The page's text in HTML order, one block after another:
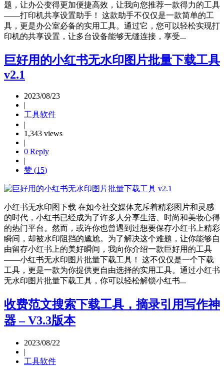
题，让办公变得更加便捷高效，让我向您推荐一款得力的工具
——打印机共享设置助手！ 这款助手不仅仅是一款简单的工
具，更是办公室必备的实用工具。通过它，您可以轻松实现打
印机的共享设置，让多台设备能够无缝连接，享受...
巨好用的小红书无水印图片批量下载工具
v2.1
2023/08/23
|
工具软件
|
1,343 views
|
0 Reply
|
赞 (15)
小红书无水印图下载 在如今社交媒体充斥着精彩图片和灵感
的时代，小红书已经成为了许多人分享生活、时尚和美妆心得
的热门平台。然而，或许你也曾遇到过想要保存小红书上精彩
瞬间，却被水印阻挡的尴尬。为了解决这个难题，让你能够自
由留存小红书上的美好瞬间，我向你介绍一款巨好用的工具
——小红书无水印图片批量下载工具！ 这不仅仅是一个下载
工具，更是一款为你提供更自由选择的实用工具。通过小红书
无水印图片批量下载工具，你可以轻松解锁小红书...
收费范文搜索下载工具，摘录引用写作神
器 – V3.3版本
2023/08/22
|
工具软件